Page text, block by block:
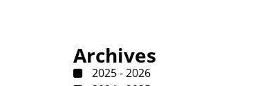
Archives
2025 - 2026